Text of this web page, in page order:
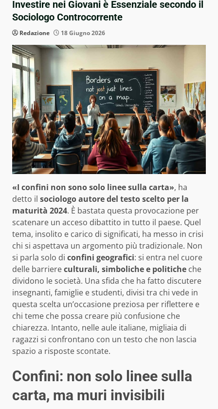
Investire nei Giovani è Essenziale secondo il
Sociologo Controcorrente
Redazione 18 Giugno 2026
«I confini non sono solo linee sulla carta», ha
detto il sociologo autore del testo scelto per la
maturità 2024. È bastata questa provocazione per
scatenare un acceso dibattito in tutto il paese. Quel
tema, insolito e carico di significati, ha messo in crisi
chi si aspettava un argomento più tradizionale. Non
si parla solo di confini geografici: si entra nel cuore
delle barriereculturali, simboliche e politiche che
dividono le società. Una sfida che ha fatto discutere
insegnanti, famiglie e studenti, divisi tra chi vede in
questa scelta un’occasione preziosa per riflettere e
chi teme che possa creare più confusione che
chiarezza. Intanto, nelle aule italiane, migliaia di
ragazzi si confrontano con un testo che non lascia
spazio a risposte scontate.
Confini: non solo linee sulla
carta, ma muri invisibili